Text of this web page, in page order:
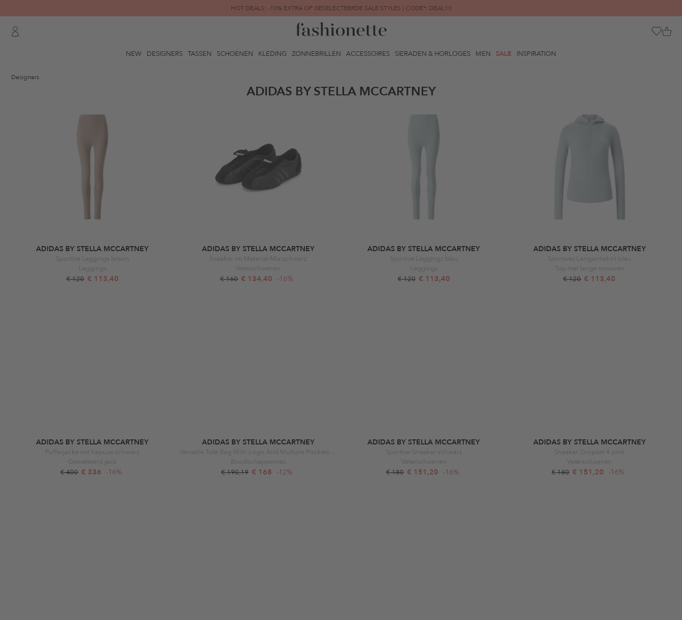
HOT DEALS: -10% EXTRA OP GESELECTEERDE SALE STYLES | CODE*: DEAL10
FINAL SALE | TOT -80% GEREDUCEERD
NEW DESIGNERS TASSEN SCHOENEN KLEDING ZONNEBRILLEN ACCESSOIRES SIERADEN & HORLOGES MEN SALE INSPIRATION
Designers
ADIDAS BY STELLA MCCARTNEY
ADIDAS BY STELLA MCCARTNEY
Sportive Leggings braun
Leggings
€ 120 € 113,40
ADIDAS BY STELLA MCCARTNEY
Sneaker im Material-Mix schwarz
Veterschoenen
€ 160 € 134,40 -16%
ADIDAS BY STELLA MCCARTNEY
Sportive Leggings blau
Leggings
€ 120 € 113,40
ADIDAS BY STELLA MCCARTNEY
Sportives Langarmshirt blau
Top met lange mouwen
€ 120 € 113,40
ADIDAS BY STELLA MCCARTNEY
Pufferjacke mit Kapuze schwarz
Gewatteerd jack
€ 400 € 336 -16%
ADIDAS BY STELLA MCCARTNEY
Boodschappentas
€ 190,19 € 168 -12%
ADIDAS BY STELLA MCCARTNEY
Sportive Sneaker schwarz
Veterschoenen
€ 180 € 151,20 -16%
ADIDAS BY STELLA MCCARTNEY
Sneaker Dropset 4 pink
Veterschoenen
€ 180 € 151,20 -16%